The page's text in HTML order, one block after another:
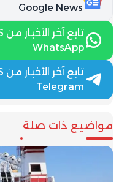
Google News
WhatsApp
Telegram
مواضيع ذات صلة